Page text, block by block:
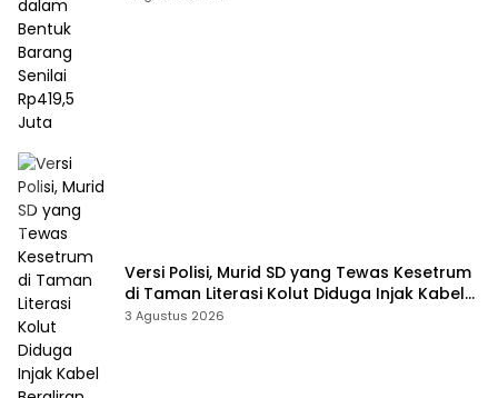
Versi Polisi, Murid SD yang Tewas Kesetrum
di Taman Literasi Kolut Diduga Injak Kabel
Beraliran Listrik
3 Agustus 2026